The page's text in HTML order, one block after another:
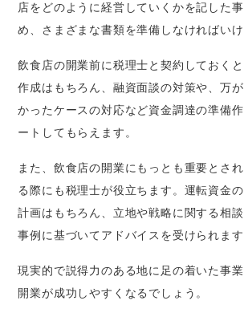
店をどのように経営していくかを記した
め、さまざまな書類を準備しなければいけ
飲食店の開業前に税理士と契約しておく
作成はもちろん、融資面談の対策や、万
かったケースの対応など資金調達の準備
ートしてもらえます。
また、飲食店の開業にもっとも重要とさ
る際にも税理士が役立ちます。運転資金
計画はもちろん、立地や戦略に関する相
事例に基づいてアドバイスを受けられます
現実的で説得力のある地に足の着いた事業
開業が成功しやすくなるでしょう。